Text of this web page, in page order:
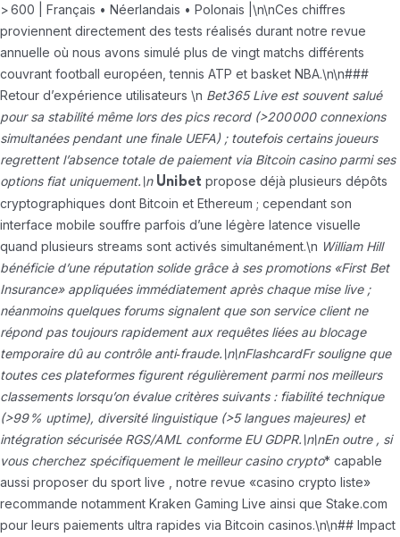
> 600 | Français • Néerlandais • Polonais |\n\nCes chiffres
proviennent directement des tests réalisés durant notre revue
annuelle où nous avons simulé plus de vingt matchs différents
couvrant football européen, tennis ATP et basket NBA.\n\n###
Retour d’expérience utilisateurs \n Bet365 Liveest souvent salué
pour sa stabilité même lors des pics record (>200 000 connexions
simultanées pendant une finale UEFA) ; toutefois certains joueurs
regrettent l’absence totale de paiement via Bitcoin casino parmi ses
options fiat uniquement.\n Unibet propose déjà plusieurs dépôts
cryptographiques dont Bitcoin et Ethereum ; cependant son
interface mobile souffre parfois d’une légère latence visuelle
quand plusieurs streams sont activés simultanément.\n William Hill
bénéficie d’une réputation solide grâce à ses promotions «​First Bet
Insurance​» appliquées immédiatement après chaque mise live ;
néanmoins quelques forums signalent que son service client ne
répond pas toujours rapidement aux requêtes liées au blocage
temporaire dû au contrôle anti‑fraude.\n\nFlashcardFr souligne que
toutes ces plateformes figurent régulièrement parmi nos meilleurs
classements lorsqu’on évalue critères suivants : fiabilité technique
(>99 % uptime), diversité linguistique (>5 langues majeures) et
intégration sécurisée RGS/AML conforme EU GDPR.\n\nEn outre , si
vous cherchez spécifiquement le meilleur casino crypto* capable
aussi proposer du sport live , notre revue «casino crypto liste»
recommande notamment Kraken Gaming Live ainsi que Stake.com
pour leurs paiements ultra rapides via Bitcoin casinos.\n\n## Impact